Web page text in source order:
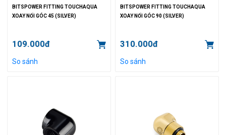
BITSPOWER FITTING TOUCHAQUA
XOAY NỐI GÓC 45 (SILVER)
109.000đ
So sánh
BITSPOWER FITTING TOUCHAQUA
XOAY NỐI GÓC 90 (SILVER)
310.000đ
So sánh